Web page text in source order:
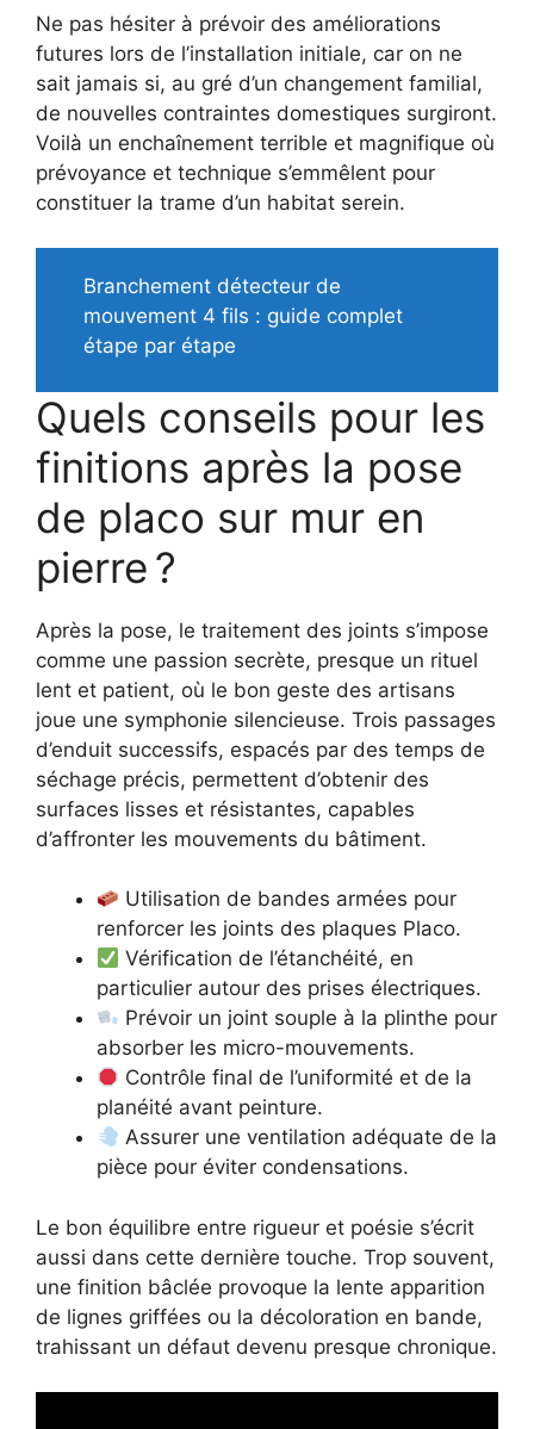
Ne pas hésiter à prévoir des améliorations
futures lors de l’installation initiale, car on ne
sait jamais si, au gré d’un changement familial,
de nouvelles contraintes domestiques surgiront.
Voilà un enchaînement terrible et magnifique où
prévoyance et technique s’emmêlent pour
constituer la trame d’un habitat serein.
Branchement détecteur de
mouvement 4 fils : guide complet
étape par étape
Quels conseils pour les
finitions après la pose
de placo sur mur en
pierre ?
Après la pose, le traitement des joints s’impose
comme une passion secrète, presque un rituel
lent et patient, où le bon geste des artisans
joue une symphonie silencieuse. Trois passages
d’enduit successifs, espacés par des temps de
séchage précis, permettent d’obtenir des
surfaces lisses et résistantes, capables
d’affronter les mouvements du bâtiment.
Utilisation de bandes armées pour
renforcer les joints des plaques Placo.
Vérification de l’étanchéité, en
particulier autour des prises électriques.
Prévoir un joint souple à la plinthe pour
absorber les micro-mouvements.
Contrôle final de l’uniformité et de la
planéité avant peinture.
Assurer une ventilation adéquate de la
pièce pour éviter condensations.
Le bon équilibre entre rigueur et poésie s’écrit
aussi dans cette dernière touche. Trop souvent,
une finition bâclée provoque la lente apparition
de lignes griffées ou la décoloration en bande,
trahissant un défaut devenu presque chronique.